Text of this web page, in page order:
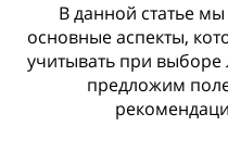
В данной статье
основные аспекты,
учитывать при выборе
предложим